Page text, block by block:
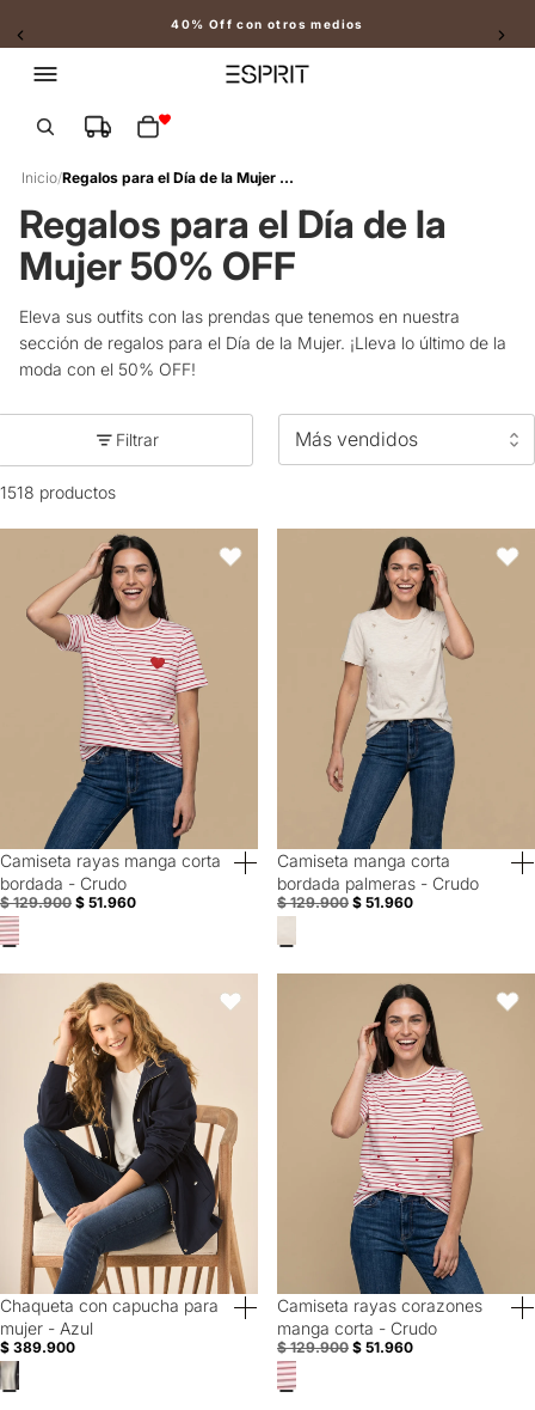
40% Off con otros medios
Slide 2 of 2
Inicio/ Regalos para el Día de la Mujer 50% OFF
Regalos para el Día de la
Mujer 50% OFF
Eleva sus outfits con las prendas que tenemos en nuestra
sección de regalos para el Día de la Mujer. ¡Lleva lo último de la
moda con el 50% OFF!
Filtrar
1518 productos
Camiseta rayas manga corta bordada - Crudo
60% Off
Camiseta rayas manga corta
bordada - Crudo
$ 129.900 $ 51.960
Favoritos
Camiseta manga corta bordada
60% Off
Camiseta manga corta
bordada palmeras - Crudo
$ 129.900 $ 51.960
Chaqueta con capucha para mujer - Azul
40% Off
Chaqueta con capucha para
mujer - Azul
$ 389.900
Favoritos
Camiseta rayas corazones
60% Off
Camiseta rayas corazones
manga corta - Crudo
$ 129.900 $ 51.960